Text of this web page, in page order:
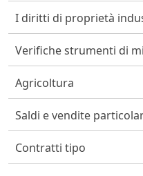
I diritti di proprietà
Verifiche strumenti di
Agricoltura
Saldi e vendite
Contratti tipo